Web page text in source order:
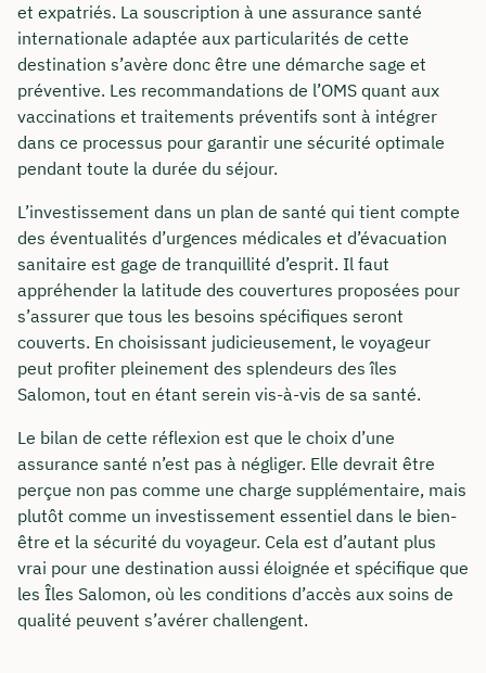
et expatriés. La souscription à une assurance santé
internationale adaptée aux particularités de cette
destination s’avère donc être une démarche sage et
préventive. Les recommandations de l’OMS quant aux
vaccinations et traitements préventifs sont à intégrer
dans ce processus pour garantir une sécurité optimale
pendant toute la durée du séjour.
L’investissement dans un plan de santé qui tient compte
des éventualités d’urgences médicales et d’évacuation
sanitaire est gage de tranquillité d’esprit. Il faut
appréhender la latitude des couvertures proposées pour
s’assurer que tous les besoins spécifiques seront
couverts. En choisissant judicieusement, le voyageur
peut profiter pleinement des splendeurs des îles
Salomon, tout en étant serein vis-à-vis de sa santé.
Le bilan de cette réflexion est que le choix d’une
assurance santé n’est pas à négliger. Elle devrait être
perçue non pas comme une charge supplémentaire, mais
plutôt comme un investissement essentiel dans le bien-
être et la sécurité du voyageur. Cela est d’autant plus
vrai pour une destination aussi éloignée et spécifique que
les Îles Salomon, où les conditions d’accès aux soins de
qualité peuvent s’avérer challengent.